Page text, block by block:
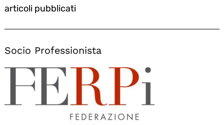
articoli pubblicati
Socio Professionista